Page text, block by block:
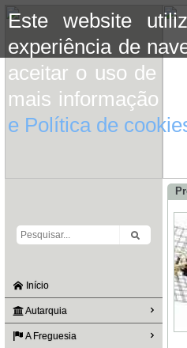
Este website
experiência de
aceitar o uso de
mais informação
e Política de
Início
Autarquia
A Freguesia